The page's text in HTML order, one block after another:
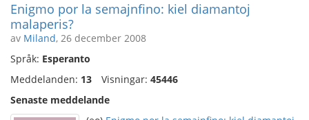
Enigmo por la semajnfino: kiel diamantoj
malaperis?
av Miland, 26 december 2008
Språk: Esperanto
Meddelanden: 13 Visningar: 45446
Senaste meddelande